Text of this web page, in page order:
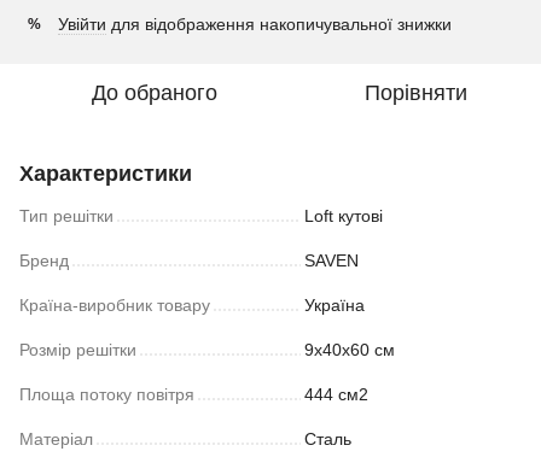
% Увійти для відображення накопичувальної знижки
До обраного Порівняти
Характеристики
Тип решітки Loft кутові
Бренд SAVEN
Країна-виробник товару Україна
Розмір решітки 9х40х60 см
Площа потоку повітря 444 см2
Матеріал Сталь